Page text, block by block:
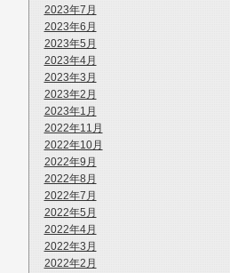
2023年7月
2023年6月
2023年5月
2023年4月
2023年3月
2023年2月
2023年1月
2022年11月
2022年10月
2022年9月
2022年8月
2022年7月
2022年5月
2022年4月
2022年3月
2022年2月